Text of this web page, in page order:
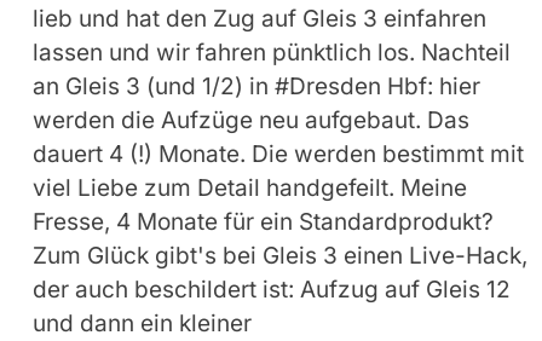
lieb und hat den Zug auf Gleis 3 einfahren
lassen und wir fahren pünktlich los. Nachteil
an Gleis 3 (und 1/2) in #Dresden Hbf: hier
werden die Aufzüge neu aufgebaut. Das
dauert 4 (!) Monate. Die werden bestimmt mit
viel Liebe zum Detail handgefeilt. Meine
Fresse, 4 Monate für ein Standardprodukt?
Zum Glück gibt's bei Gleis 3 einen Live-Hack,
der auch beschildert ist: Aufzug auf Gleis 12
und dann ein kleiner